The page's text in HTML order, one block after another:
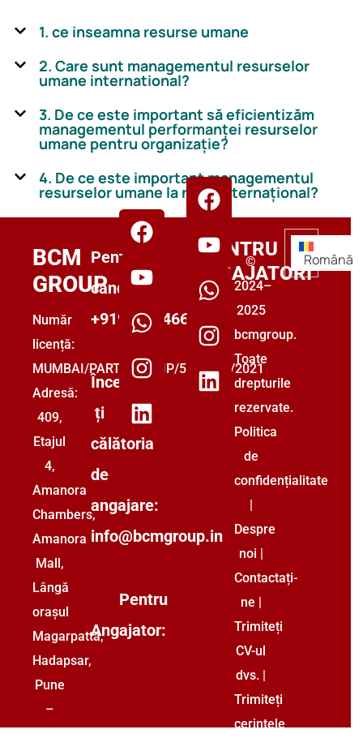
1. ce inseamna resurse umane
2. Care sunt managementul resurselor
umane international?
3. De ce este important să eficientizăm
managementul performanței resurselor
umane pentru organizație?
4. De ce este important managementul
resurselor umane la nivel internațional?
BCM
GROUP
Număr
licență:
MUMBAI/PARTNERSHIP/5493853/2021
Adresă:
409,
Etajul
4,
Amanora
Chambers,
Amanora
Mall,
Lângă
orașul
Magarpatta,
Hadapsar,
Pune
–
Pentru
candidați:
+919555446699
Începe-
ți
călătoria
de
angajare:
info@bcmgroup.in
Pentru
Angajator:
FPENTRU
ANGAJATORI
©
2024–
2025
bcmgroup.
Toate
drepturile
rezervate.
Politica
de
confidențialitate
|
Despre
noi |
Contactați-
ne |
Trimiteți
CV-ul
dvs. |
Trimiteți
cerințele
Română